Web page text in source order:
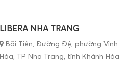
LIBERA NHA TRANG
Bãi Tiên, Đường Đệ, phường Vĩnh
Hòa, TP Nha Trang, tỉnh Khánh Hòa